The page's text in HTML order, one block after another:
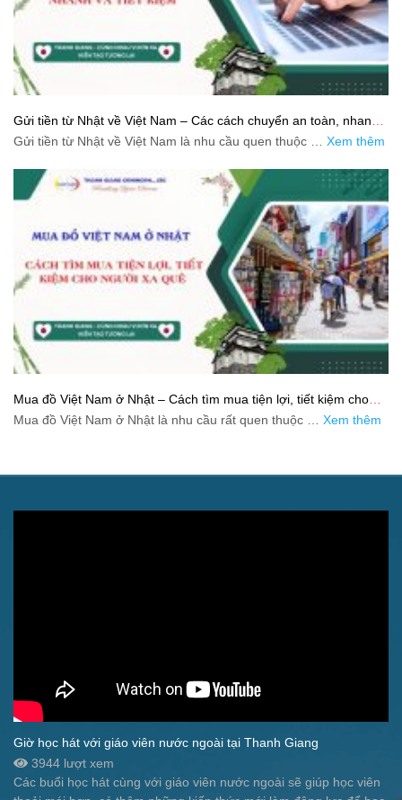
Gửi tiền từ Nhật về Việt Nam – Các cách chuyển an toàn, nhanh
và tiết kiệm
Gửi tiền từ Nhật về Việt Nam là nhu cầu quen thuộc … Xem thêm
Mua đồ Việt Nam ở Nhật – Cách tìm mua tiện lợi, tiết kiệm cho
người xa quê
Mua đồ Việt Nam ở Nhật là nhu cầu rất quen thuộc … Xem thêm
Giờ học hát với giáo viên nước ngoài tại Thanh Giang
3944 lượt xem
Các buổi học hát cùng với giáo viên nước ngoài sẽ giúp học viên